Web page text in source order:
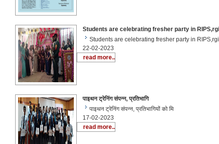
Students are celebrating fresher party in
Students are celebrating fresher party in
22-02-2023
read more..
पाइथन ट्रेनिंग संपन्न, प्रतिभागि
पाइथन ट्रेनिंग संपन्न, प्रतिभागियों को मि
17-02-2023
read more..